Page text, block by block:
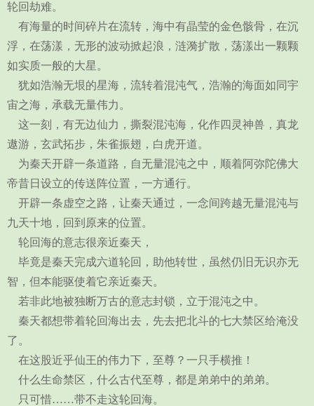
轮回劫难。
有海量的时间碎片在流转，海中有晶莹的金色骸骨，在沉
浮，在荡漾，无形的波动掀起浪，涟漪扩散，荡漾出一颗颗
如实质一般的大星。
犹如浩瀚无垠的星海，流转着混沌气，浩瀚的海面如同宇
宙之海，承载无量伟力。
这一刻，有无边仙力，撕裂混沌海，化作四灵神兽，真龙
遨游，玄武拓步，朱雀振翅，白虎开道。
为秦天开辟一条道路，自无量混沌之中，顺着阿弥陀佛大
帝昔日设立的传送阵位置，一方通行。
开辟一条虚空之路，让秦天通过，一念间跨越无量混沌与
九天十地，回到原来的位置。
轮回海的意志很亲近秦天，
毕竟是秦天完成六道轮回，助他转世，虽然仍旧无识亦无
智，但本能驱使着它亲近秦天。
若非此地被独断万古的意志封锁，立于混沌之中。
秦天都想带着轮回海出去，先去把北斗的七大禁区给淹没
了。
在这股近乎仙王的伟力下，至尊？一只手横推！
什么生命禁区，什么古代至尊，都是弟弟中的弟弟。
只可惜……带不走这轮回海。